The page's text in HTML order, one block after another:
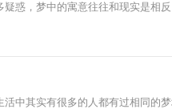
惑，梦中的寓意往往和现实是相
中其实有很多的人都有过相同的